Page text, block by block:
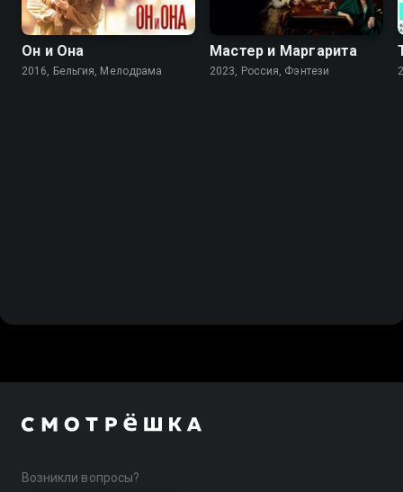
Он и Она
2016, Бельгия, Мелодрама
Мастер и Маргарита
2023, Россия, Фэнтези
Возникли вопросы?